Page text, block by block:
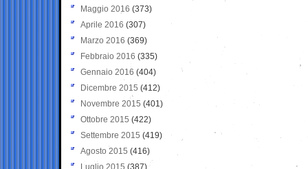
Maggio 2016 (373)
Aprile 2016 (307)
Marzo 2016 (369)
Febbraio 2016 (335)
Gennaio 2016 (404)
Dicembre 2015 (412)
Novembre 2015 (401)
Ottobre 2015 (422)
Settembre 2015 (419)
Agosto 2015 (416)
Luglio 2015 (387)